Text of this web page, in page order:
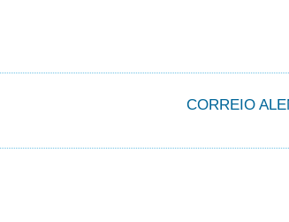
CORREIO